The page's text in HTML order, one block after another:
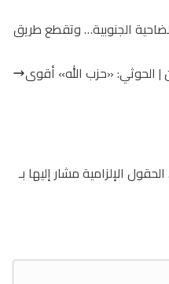
الجنوبية… وتقطع طريق
| الحوثي: «حزب الله» أقوى
الحقول الإلزامية مشار إليها بـ